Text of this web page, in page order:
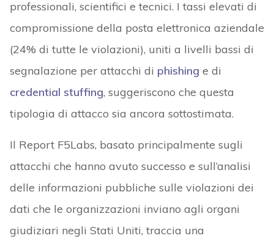
professionali, scientifici e tecnici. I tassi elevati di
compromissione della posta elettronica aziendale
(24% di tutte le violazioni), uniti a livelli bassi di
segnalazione per attacchi di phishing e di
credential stuffing, suggeriscono che questa
tipologia di attacco sia ancora sottostimata.
Il Report F5Labs, basato principalmente sugli
attacchi che hanno avuto successo e sull’analisi
delle informazioni pubbliche sulle violazioni dei
dati che le organizzazioni inviano agli organi
giudiziari negli Stati Uniti, traccia una